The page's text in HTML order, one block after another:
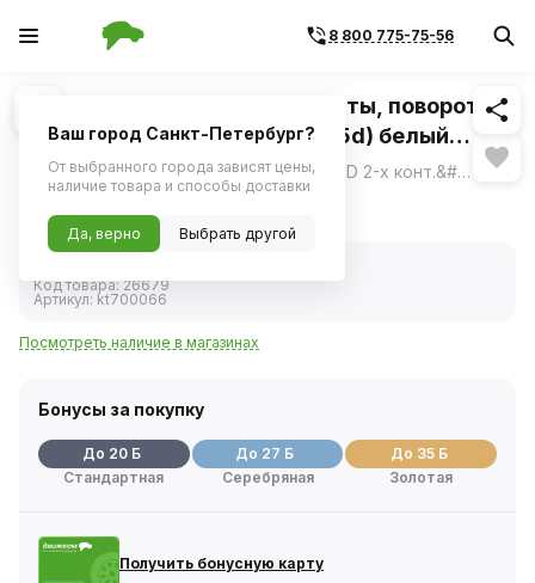
8 800 775-75-56
1/1 Похожие
Светодиод 12V 21/5W (габариты, поворот,
стоп) 2х конт. (P21/5W / BAY15d) белый
12LED (KRAFT)
Светодиод 12V Р21/5W BAY15d S25 12LED 2-х конт.&#40;ук.пов.,стоп&#41; блистер &#40;KRAFT&#41; КТ 700066 ещё
Код товара:26679
Артикул: kt700066
Посмотреть наличие в магазинах
Бонусы за покупку
До 20 Б
Стандартная
До 27 Б
Серебряная
До 35 Б
Золотая
Получить бонусную карту
Ваш город Санкт-Петербург?
От выбранного города зависят цены,
наличие товара и способы доставки
Да, верно Выбрать другой